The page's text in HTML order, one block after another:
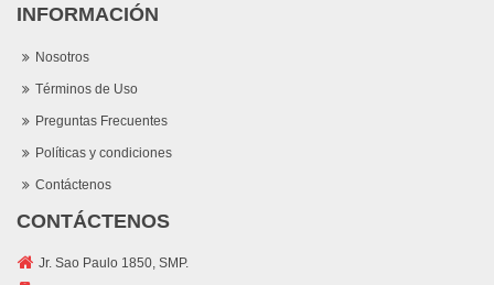
INFORMACIÓN
Nosotros
Términos de Uso
Preguntas Frecuentes
Políticas y condiciones
Contáctenos
CONTÁCTENOS
Jr. Sao Paulo 1850, SMP.